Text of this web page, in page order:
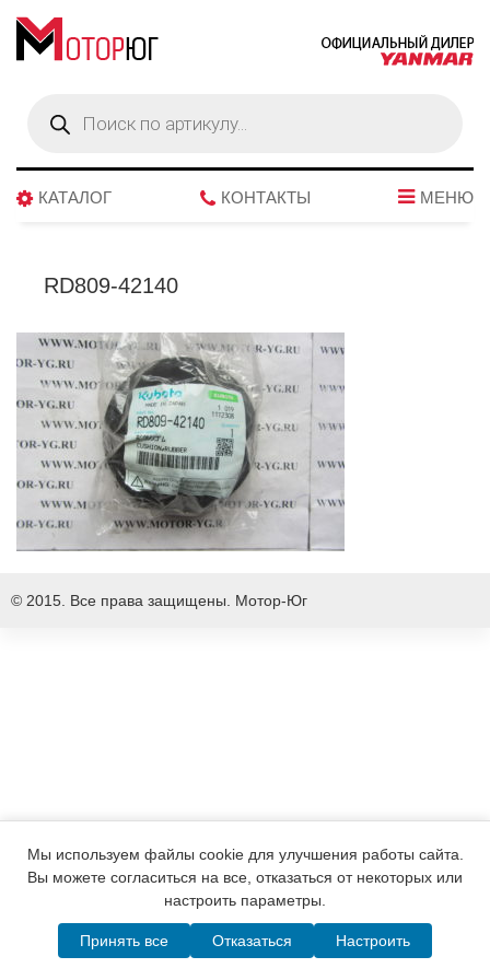
товаров
КАТАЛОГ КОНТАКТЫ МЕНЮ
RD809-42140
© 2015. Все права защищены. Мотор-Юг
Написать в MAX Telegram WhatsApp Позвонить
Мы используем файлы cookie для улучшения работы сайта.
Вы можете согласиться на все, отказаться от некоторых или
настроить параметры.
Принять все Отказаться Настроить